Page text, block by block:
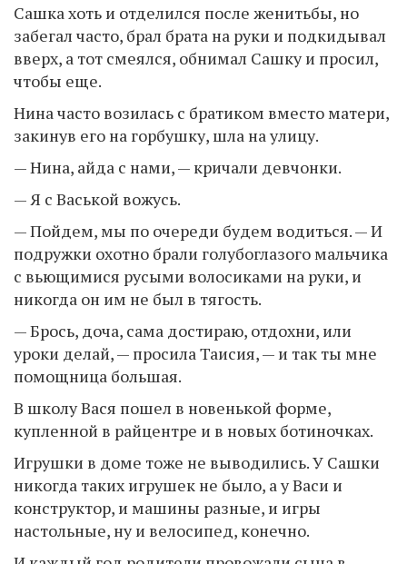
Сашка хоть и отделился после женитьбы, но
забегал часто, брал брата на руки и подкидывал
вверх, а тот смеялся, обнимал Сашку и просил,
чтобы еще.
Нина часто возилась с братиком вместо матери,
закинув его на горбушку, шла на улицу.
— Нина, айда с нами, — кричали девчонки.
— Я с Васькой вожусь.
— Пойдем, мы по очереди будем водиться. — И
подружки охотно брали голубоглазого мальчика
с вьющимися русыми волосиками на руки, и
никогда он им не был в тягость.
— Брось, доча, сама достираю, отдохни, или
уроки делай, — просила Таисия, — и так ты мне
помощница большая.
В школу Вася пошел в новенькой форме,
купленной в райцентре и в новых ботиночках.
Игрушки в доме тоже не выводились. У Сашки
никогда таких игрушек не было, а у Васи и
конструктор, и машины разные, и игры
настольные, ну и велосипед, конечно.